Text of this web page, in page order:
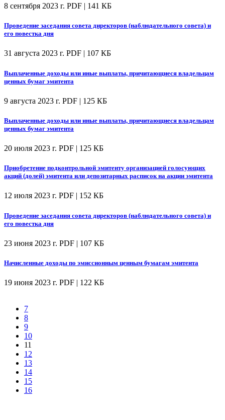
8 сентября 2023 г. PDF | 141 КБ
Проведение заседания совета директоров (наблюдательного совета) и
его повестка дня
31 августа 2023 г. PDF | 107 КБ
Выплаченные доходы или иные выплаты, причитающиеся владельцам
ценных бумаг эмитента
9 августа 2023 г. PDF | 125 КБ
Выплаченные доходы или иные выплаты, причитающиеся владельцам
ценных бумаг эмитента
20 июля 2023 г. PDF | 125 КБ
Приобретение подконтрольной эмитенту организацией голосующих
акций (долей) эмитента или депозитарных расписок на акции эмитента
12 июля 2023 г. PDF | 152 КБ
Проведение заседания совета директоров (наблюдательного совета) и
его повестка дня
23 июня 2023 г. PDF | 107 КБ
Начисленные доходы по эмиссионным ценным бумагам эмитента
19 июня 2023 г. PDF | 122 КБ
7
8
9
10
11
12
13
14
15
16